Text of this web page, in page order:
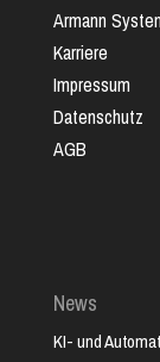
Armann
Karriere
Impressum
Datenschutz
AGB
News
KI- und